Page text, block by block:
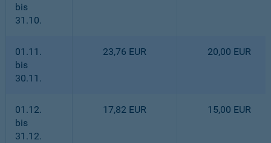
bis
31.10.
01.11.
bis
30.11.
23,76 EUR 20,00 EUR
01.12.
bis
31.12.
17,82 EUR 15,00 EUR